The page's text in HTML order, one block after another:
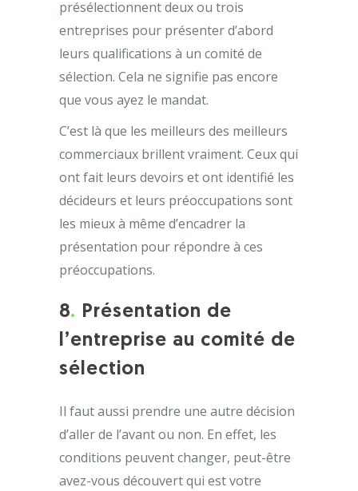
présélectionnent deux ou trois
entreprises pour présenter d’abord
leurs qualifications à un comité de
sélection. Cela ne signifie pas encore
que vous ayez le mandat.
C’est là que les meilleurs des meilleurs
commerciaux brillent vraiment. Ceux qui
ont fait leurs devoirs et ont identifié les
décideurs et leurs préoccupations sont
les mieux à même d’encadrer la
présentation pour répondre à ces
préoccupations.
8. Présentation de
l’entreprise au comité de
sélection
Il faut aussi prendre une autre décision
d’aller de l’avant ou non. En effet, les
conditions peuvent changer, peut-être
avez-vous découvert qui est votre